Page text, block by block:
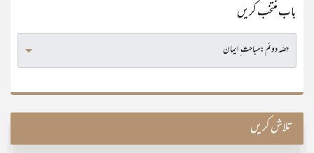
باب منتخب کریں
تلاش کریں